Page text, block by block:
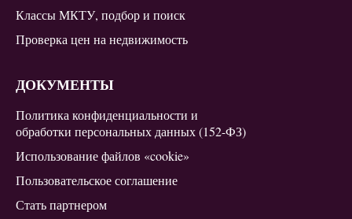
Классы МКТУ, подбор и поиск
Проверка цен на недвижимость
ДОКУМЕНТЫ
Политика конфиденциальности и
обработки персональных данных (152-ФЗ)
Использование файлов «cookie»
Пользовательское соглашение
Стать партнером